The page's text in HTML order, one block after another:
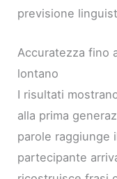
previsione
Accuratezza fino
lontano
I risultati
alla prima
parole raggiunge
partecipante